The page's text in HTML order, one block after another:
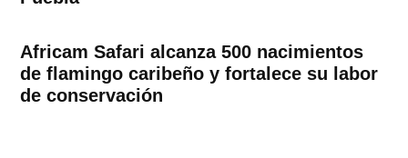
Africam Safari alcanza 500 nacimientos
de flamingo caribeño y fortalece su labor
de conservación